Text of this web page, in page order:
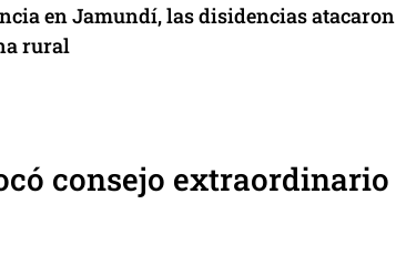
en Jamundí, las disidencias atacaron
rural
consejo extraordinario